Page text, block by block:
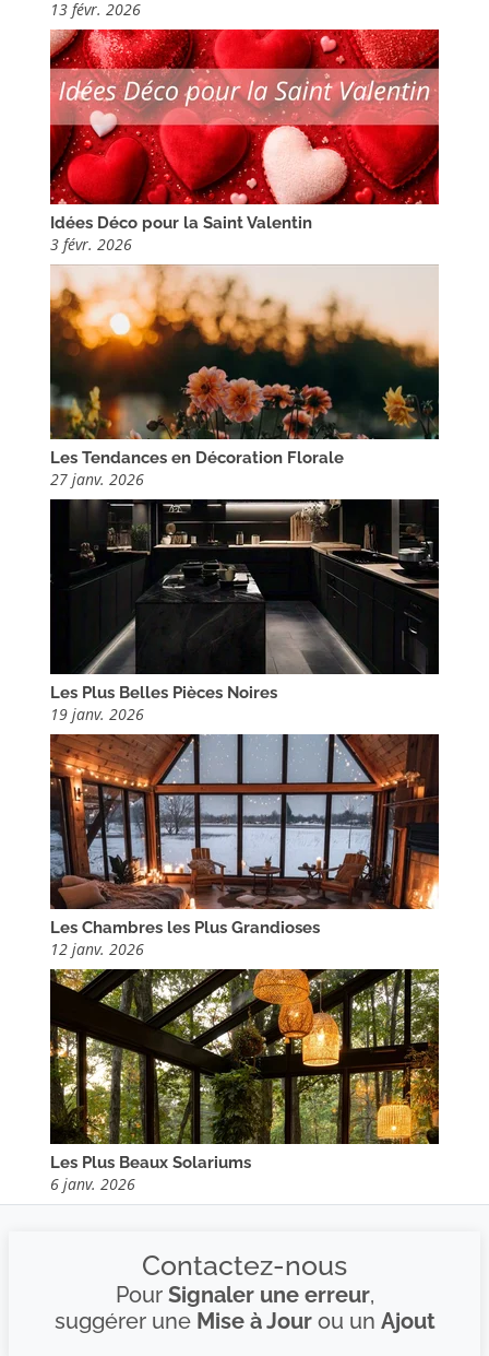
13 févr. 2026
Idées Déco pour la Saint Valentin
3 févr. 2026
Les Tendances en Décoration Florale
27 janv. 2026
Les Plus Belles Pièces Noires
19 janv. 2026
Les Chambres les Plus Grandioses
12 janv. 2026
Les Plus Beaux Solariums
6 janv. 2026
Contactez-nous
Pour Signaler une erreur,
suggérer une Mise à Jourou un Ajout